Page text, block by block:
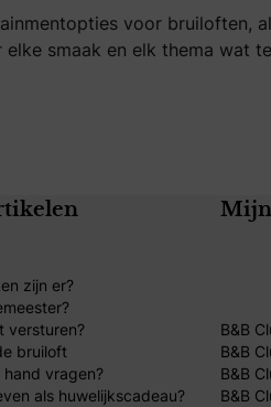
voor bruiloften,
smaak en elk thema wat
zijn er?
versturen?
bruiloft
vragen?
als huwelijkscadeau?
Mijn
B&B
B&B
B&B
B&B